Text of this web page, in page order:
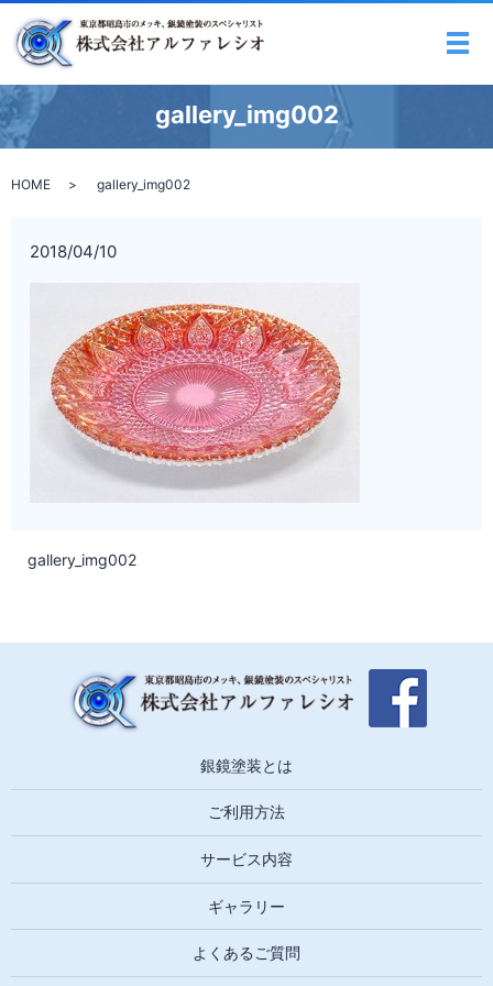
メ
gallery_img002
HOME gallery_img002
2018/04/10
gallery_img002
銀鏡塗装とは
ご利用方法
サービス内容
ギャラリー
よくあるご質問